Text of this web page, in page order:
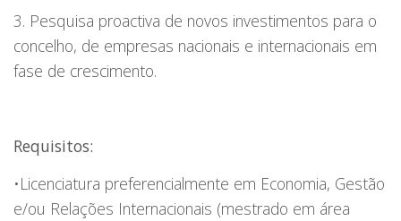
3. Pesquisa proactiva de novos investimentos para o
concelho, de empresas nacionais e internacionais em
fase de crescimento.
Requisitos:
•Licenciatura preferencialmente em Economia, Gestão
e/ou Relações Internacionais (mestrado em área